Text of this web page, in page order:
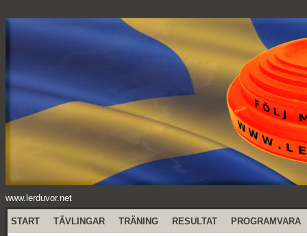
www.lerduvor.net
START TÄVLINGAR TRÄNING RESULTAT PROGRAMVARA